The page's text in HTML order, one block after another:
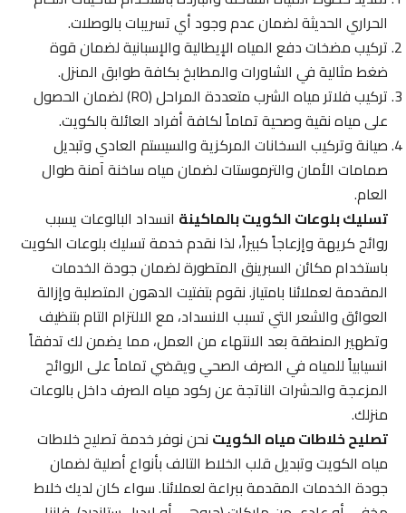
الحراري الحديثة لضمان عدم وجود أي تسريبات بالوصلات.
تركيب مضخات دفع المياه الإيطالية والإسبانية لضمان قوة
ضغط مثالية في الشاورات والمطابخ بكافة طوابق المنزل.
تركيب فلاتر مياه الشرب متعددة المراحل (RO) لضمان الحصول
على مياه نقية وصحية تماماً لكافة أفراد العائلة بالكويت.
صيانة وتركيب السخانات المركزية والسيستم العادي وتبديل
صمامات الأمان والترموستات لضمان مياه ساخنة آمنة طوال
العام.
تسليك بلوعات الكويت بالماكينةانسداد البالوعات يسبب
روائح كريهة وإزعاجاً كبيراً، لذا نقدم خدمة تسليك بلوعات الكويت
باستخدام مكائن السبرينق المتطورة لضمان جودة الخدمات
المقدمة لعملائنا بامتياز. نقوم بتفتيت الدهون المتصلبة وإزالة
العوائق والشعر التي تسبب الانسداد، مع الالتزام التام بتنظيف
وتطهير المنطقة بعد الانتهاء من العمل، مما يضمن لك تدفقاً
انسيابياً للمياه في الصرف الصحي ويقضي تماماً على الروائح
المزعجة والحشرات الناتجة عن ركود مياه الصرف داخل بالوعات
منزلك.
تصليح خلاطات مياه الكويتنحن نوفر خدمة تصليح خلاطات
مياه الكويت وتبديل قلب الخلاط التالف بأنواع أصلية لضمان
جودة الخدمات المقدمة ببراعة لعملائنا. سواء كان لديك خلاط